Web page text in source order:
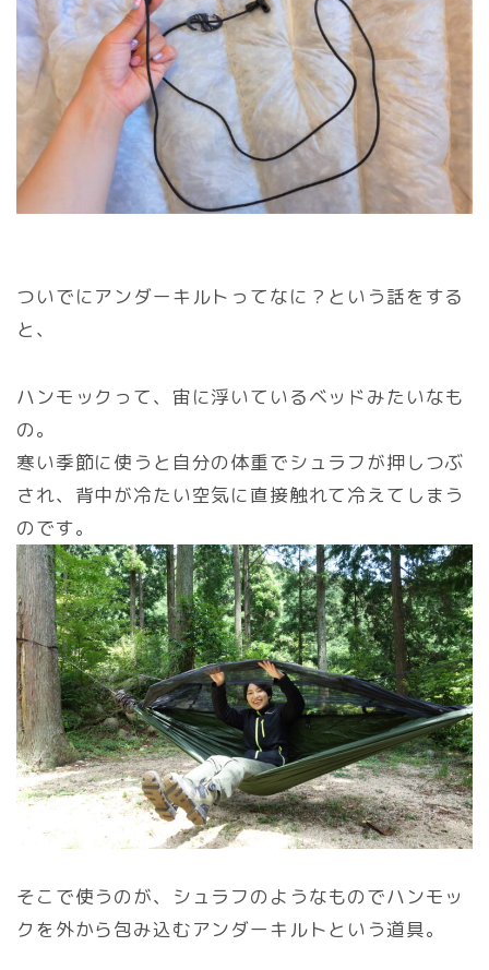
ついでにアンダーキルトってなに？という話をする
と、
ハンモックって、宙に浮いているベッドみたいなも
の。
寒い季節に使うと自分の体重でシュラフが押しつぶ
され、背中が冷たい空気に直接触れて冷えてしまう
のです。
そこで使うのが、シュラフのようなものでハンモッ
クを外から包み込むアンダーキルトという道具。